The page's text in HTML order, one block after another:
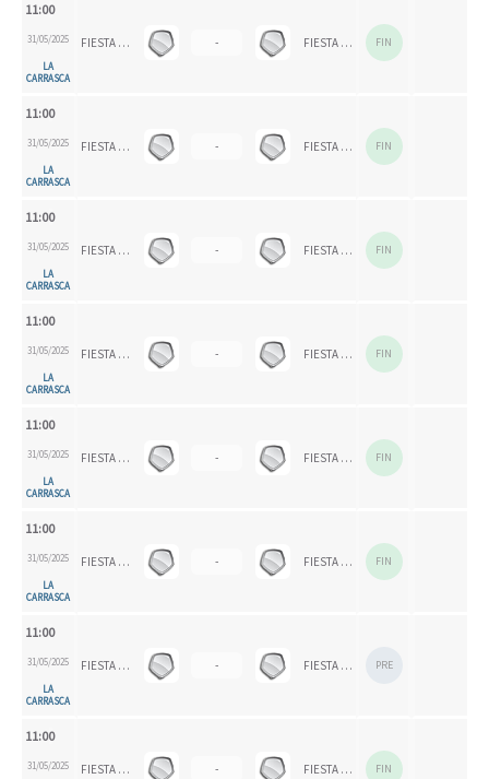
11:00
31/05/2025
LA
CARRASCA
FIESTA FINAL EEDDMM - FIESTA FINAL EEDDMM FIN
11:00
31/05/2025
LA
CARRASCA
FIESTA FINAL EEDDMM - FIESTA FINAL EEDDMM FIN
11:00
31/05/2025
LA
CARRASCA
FIESTA FINAL EEDDMM - FIESTA FINAL EEDDMM FIN
11:00
31/05/2025
LA
CARRASCA
FIESTA FINAL EEDDMM - FIESTA FINAL EEDDMM FIN
11:00
31/05/2025
LA
CARRASCA
FIESTA FINAL EEDDMM - FIESTA FINAL EEDDMM FIN
11:00
31/05/2025
LA
CARRASCA
FIESTA FINAL EEDDMM - FIESTA FINAL EEDDMM FIN
11:00
31/05/2025
LA
CARRASCA
FIESTA FINAL EEDDMM - FIESTA FINAL EEDDMM PRE
11:00
31/05/2025 FIESTA FINAL EEDDMM - FIESTA FINAL EEDDMM FIN